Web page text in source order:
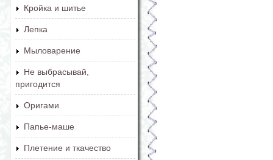
Кройка и шитье
Лепка
Мыловарение
Не выбрасывай,
пригодится
Оригами
Папье-маше
Плетение и ткачество